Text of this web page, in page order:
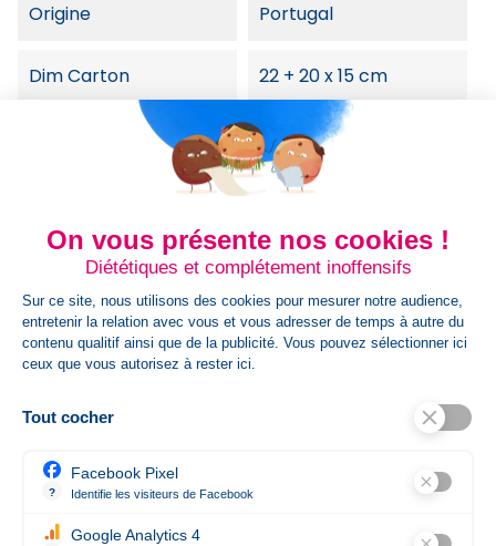
Origine Portugal
Dim Carton 22 + 20 x 15 cm
Dimension Article
55 x 55 x 90 mm |
Coffret: 60 x 63 x 197
mm
Poids Colis 2.2
HsCode 3307490090
Complémentaire
cadeau, Made in EU
Contenance
On vous présente nos cookies !
Diététiques et complétement inoffensifs
Sur ce site, nous utilisons des cookies pour mesurer notre audience,
entretenir la relation avec vous et vous adresser de temps à autre du
contenu qualitif ainsi que de la publicité. Vous pouvez sélectionner ici
ceux que vous autorisez à rester ici.
Tout cocher
?
Facebook Pixel
Identifie les visiteurs de Facebook
Google Analytics 4